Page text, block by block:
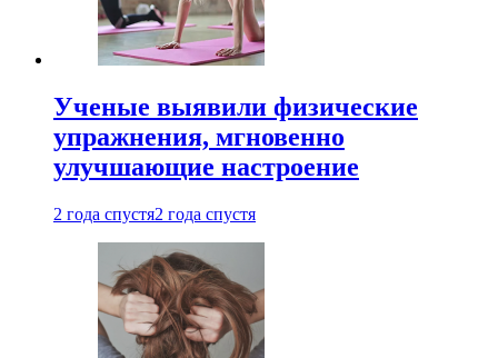
Ученые выявили физические
упражнения, мгновенно
улучшающие настроение
2 года спустя2 года спустя